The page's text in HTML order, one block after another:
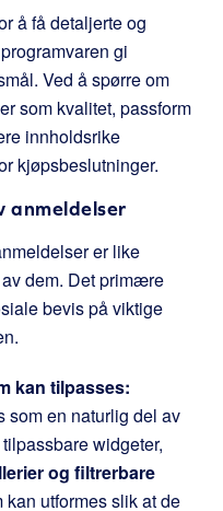
å få detaljerte og
gi
Ved å spørre om
som kvalitet, passform
innholdsrike
kjøpsbeslutninger.
anmeldelser
er like
dem. Det primære
bevis på viktige
kan tilpasses:
som en naturlig del av
widgeter,
og filtrerbare
kan utformes slik at de